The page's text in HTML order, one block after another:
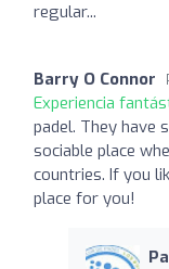
regular...
Barry O Connor
Experiencia
padel. They have
sociable place
countries. If you
place for you!